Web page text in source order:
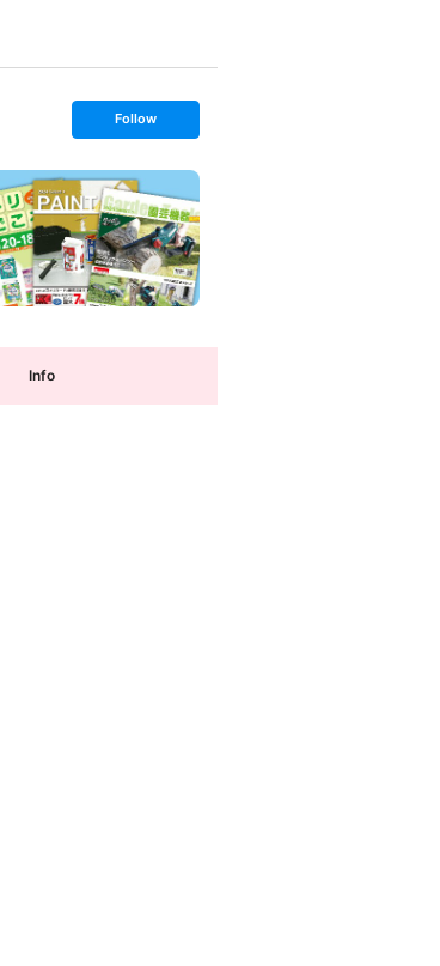
s
t
o
l
l
o
w
Follow
Info